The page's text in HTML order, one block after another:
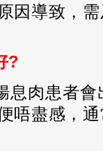
因導致，
?
息肉患者
唔盡感，